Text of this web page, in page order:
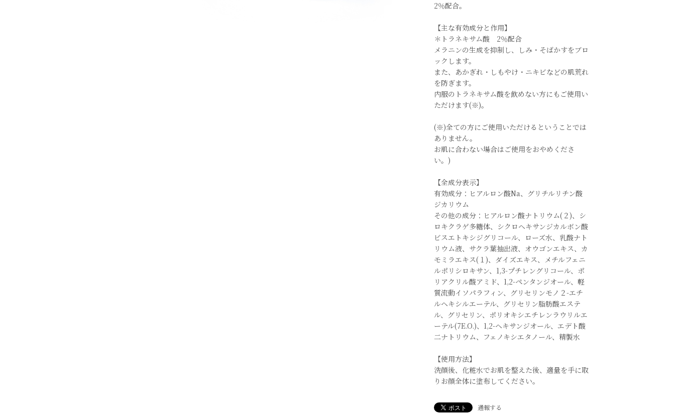
2％配合。
【主な有効成分と作用】
＊トラネキサム酸 2％配合
メラニンの生成を抑制し、しみ・そばかすをブロ
ックします。
また、あかぎれ・しもやけ・ニキビなどの肌荒れ
を防ぎます。
内服のトラネキサム酸を飲めない方にもご使用い
ただけます(※)。
(※)全ての方にご使用いただけるということでは
ありません。
お肌に合わない場合はご使用をおやめくださ
い。)
【全成分表示】
有効成分：ヒアルロン酸Na、グリチルリチン酸
ジカリウム
その他の成分：ヒアルロン酸ナトリウム(２)、シ
ロキクラゲ多糖体、シクロヘキサンジカルボン酸
ビスエトキシジグリコール、ローズ水、乳酸ナト
リウム液、サクラ葉抽出液、オウゴンエキス、カ
モミラエキス(１)、ダイズエキス、メチルフェニ
ルポリシロキサン、1,3-プチレングリコール、ポ
リアクリル酸アミド、1,2-ペンタンジオール、軽
質流動イソパラフィン、グリセリンモノ２-エチ
ルヘキシルエーテル、グリセリン脂肪酸エステ
ル、グリセリン、ポリオキシエチレンラウリルエ
ーテル(7E.O.)、1,2-ヘキサンジオール、エデト酸
二ナトリウム、フェノキシエタノール、精製水
【使用方法】
洗顔後、化粧水でお肌を整えた後、適量を手に取
りお顔全体に塗布してください。
通報する